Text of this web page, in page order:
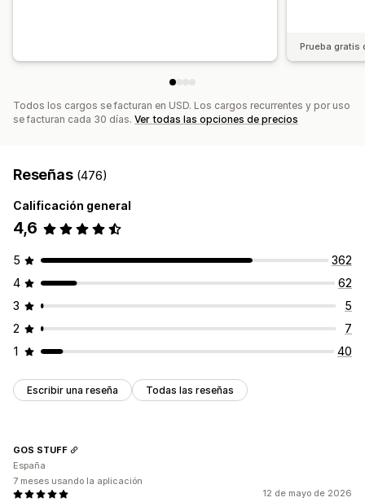
Prueba gratis
Todos los cargos se facturan en USD. Los cargos recurrentes y por uso
se facturan cada 30 días. Ver todas las opciones de precios
Reseñas (476)
Calificación general
4,6
5
362
4
62
3
5
2
7
1
40
Escribir una reseña Todas las reseñas
12 de mayo de 2026
GOS STUFF
España
7 meses usando la aplicación